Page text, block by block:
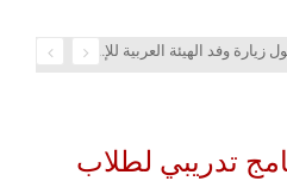
16 معلومة حول زيارة وفد الهيئة العربية للإستثمار والإنماء الزراعي إلي السعودية
تدريبي لطلاب